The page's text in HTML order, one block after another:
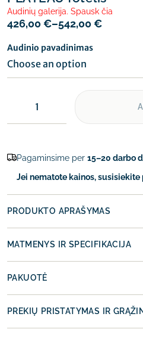
Audinių galerija. Spausk čia
426,00€–542,00€
Audinio pavadinimas
Pagaminsime per 15–20 darbo
Jei nematote kainos,
PRODUKTO APRAŠYMAS
MATMENYS IR SPECIFIKACIJA
PAKUOTĖ
PREKIŲ PRISTATYMAS IR